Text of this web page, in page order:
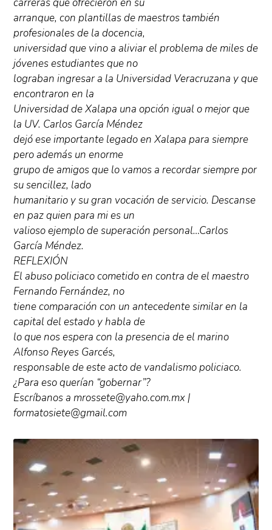
arranque, con plantillas de maestros también
profesionales de la docencia,
universidad que vino a aliviar el problema de miles de
jóvenes estudiantes que no
lograban ingresar a la Universidad Veracruzana y que
encontraron en la
Universidad de Xalapa una opción igual o mejor que
la UV. Carlos García Méndez
dejó ese importante legado en Xalapa para siempre
pero además un enorme
grupo de amigos que lo vamos a recordar siempre por
su sencillez, lado
humanitario y su gran vocación de servicio. Descanse
en paz quien para mi es un
valioso ejemplo de superación personal…Carlos
García Méndez.
REFLEXIÓN
El abuso policiaco cometido en contra de el maestro
Fernando Fernández, no
tiene comparación con un antecedente similar en la
capital del estado y habla de
lo que nos espera con la presencia de el marino
Alfonso Reyes Garcés,
responsable de este acto de vandalismo policiaco.
¿Para eso querían “gobernar”?
Escríbanos a mrossete@yaho.com.mx |
formatosiete@gmail.com